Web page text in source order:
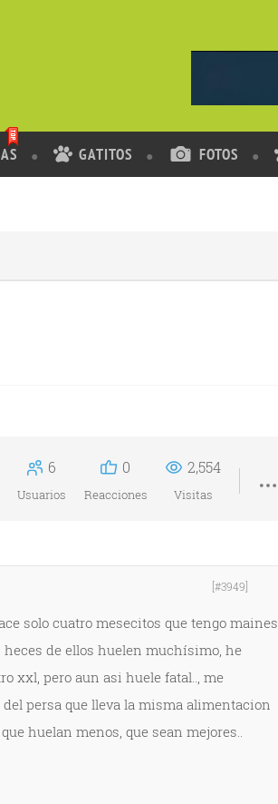
GATITOS FOTOS
6
Usuarios
0
Reacciones
2,554
Visitas
[#3949]
solo cuatro mesecitos que tengo maines
heces de ellos huelen muchísimo, he
xxl, pero aun asi huele fatal.., me
persa que lleva la misma alimentacion
huelan menos, que sean mejores..